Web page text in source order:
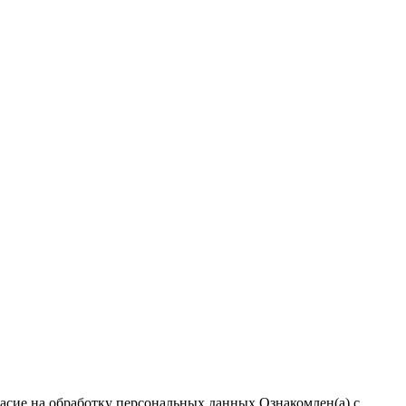
на обработку персональных данных Ознакомлен(а) с